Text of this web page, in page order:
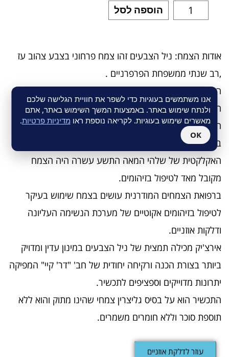
הוספה לסל
אודות הצמח: ניל הצבעים זהו צמח פרחוני בצבע צהוב עז
,רב שנתי ממשפחת הפרפרניים .
הצמח גדל באדמות עמוקות, עשירות בחומרים מזינים,
חשופות לשמש ומושקות היטב.
האינדיאנים תושבי אמריקה הפיקו ממנו צבע.
ברפואה העממית של הילידים הצפון אמריקאים וכן ברפואה
האקלקטית של שלהי המאה התשע עשרה היה הצמח
מקובל מאד לטיפול בזיהומים.
ברפואת הצמחים המודרנית עושים בצמח שימוש בעיקר
לטיפול בזיהומים אקוטיים של מערכת הנשימה העליונה
ודלקות אוזניים.
אירצ'יק מכילה תמצית של ניל הצבעים במינון עדין ומדויק
ביותר בצורת הכנה ורקיחה יחודית של חב' "דר' קיי" המפיקה
יתרונות מדוייקים וספציפים לתכשיר.
התכשיר הוא על בסיס גליצרין צמחי שהינו מתוק והוא ללא
תוספת סוכר וללא חומרים משמרים.
עוזר לדלקת אוזניים
אנו משתמשים בעוגיות כדי לשפר את חוויית הגלישה שלכם
ולנתח שימוש באתר. באמצעות המשך השימוש באתר, אתם
מאשרים שימוש בעוגיות. לקריאה נוספת ראו מדיניות פרטיות.
OK